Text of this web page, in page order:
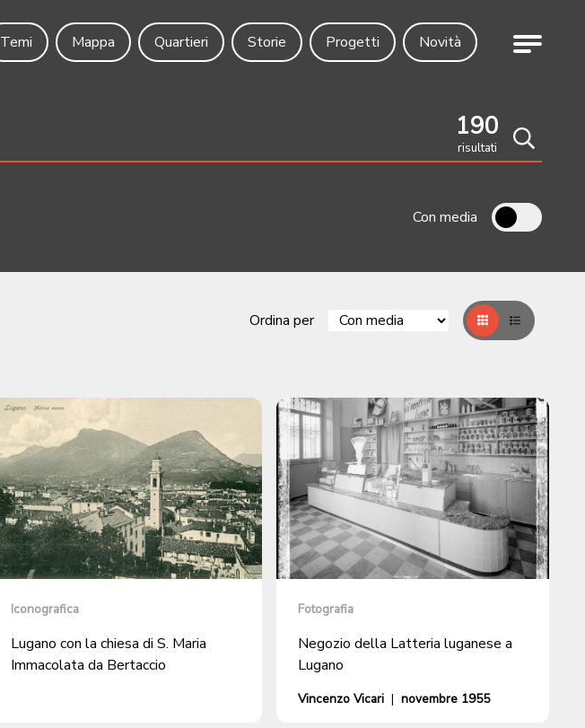
Temi
Mappa Quartieri Storie Progetti Novità Menu
190
risultati
Cerca
Con media
Ordina per GrigliaTable
Iconografica
Lugano con la chiesa di S. Maria
Immacolata da Bertaccio
Fotografia
Negozio della Latteria luganese a
Lugano
Vincenzo Vicari | novembre 1955